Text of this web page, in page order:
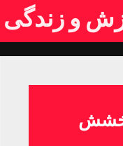
و زندگی